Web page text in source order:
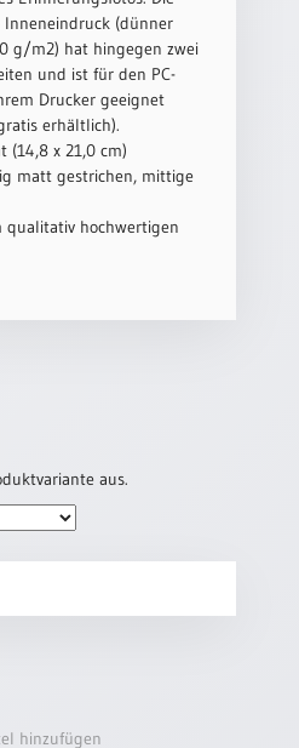
Inneneindruck (dünner
g/m2) hat hingegen zwei
und ist für den PC-
Drucker geeignet
erhältlich).
(14,8 x 21,0 cm)
matt gestrichen, mittige
qualitativ hochwertigen
aus.
hinzufügen